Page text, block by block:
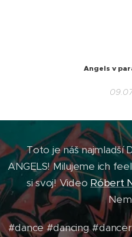
Angels v
Toto je náš najmladší
ANGELS! Milujeme ich
si svoj! Video Róbert
#dance #dancing